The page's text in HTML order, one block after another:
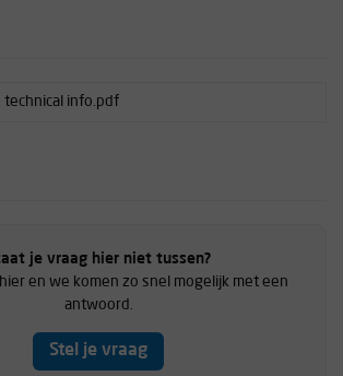
technical info.pdf
je vraag hier niet tussen?
en we komen zo snel mogelijk met een
antwoord.
Stel je vraag